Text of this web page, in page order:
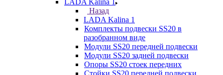
LADA Kalina 1
Назад
LADA Kalina 1
Комплекты подвески SS20 в
разобранном виде
Модули SS20 передней подвески
Модули SS20 задней подвески
Опоры SS20 стоек передних
Стойки SS20 передней подвески